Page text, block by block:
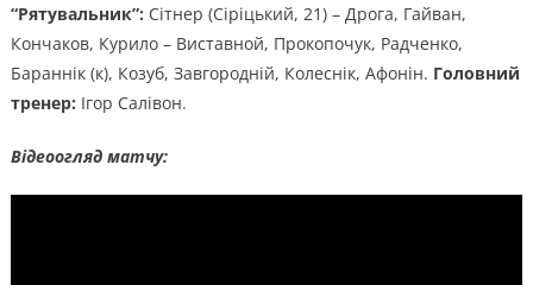
“Рятувальник”: Сітнер (Сіріцький, 21) – Дрога, Гайван,
Кончаков, Курило – Виставной, Прокопочук, Радченко,
Бараннік (к), Козуб, Завгородній, Колеснік, Афонін. Головний
тренер: Ігор Салівон.
Відеоогляд матчу: